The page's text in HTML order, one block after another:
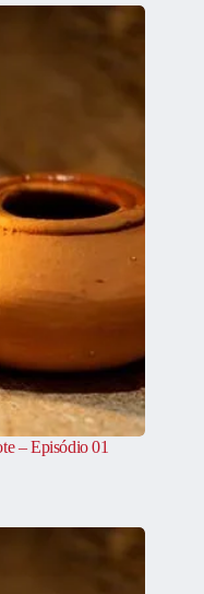
– Episódio 01